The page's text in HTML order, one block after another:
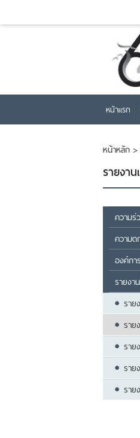
หน้าแรก
หน้าหลัก >
รายงา
ความร่
ความต
องค์กา
รายงา
รา
ราย
ราย
ราย
ราย